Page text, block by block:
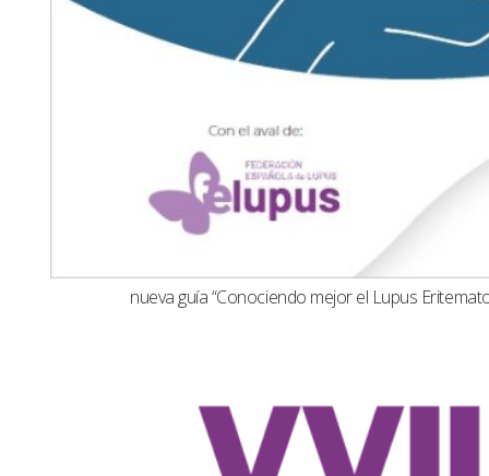
nueva guía “Conociendo mejor el Lupus